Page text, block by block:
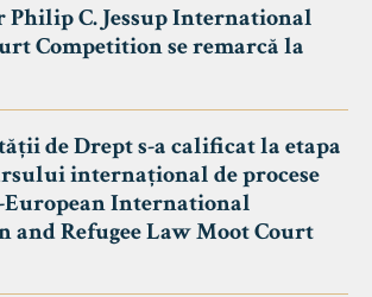
Philip C. Jessup International
Competition se remarcă la
de Drept s-a calificat la etapa
internațional de procese
International
and Refugee Law Moot Court